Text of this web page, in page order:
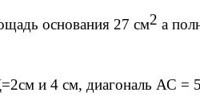
основания 27 см2 а
и 4 см, диагональ АС =